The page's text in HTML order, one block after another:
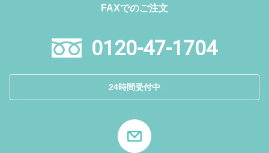
FAXでのご注文
0120-47-1704
24時間受付中